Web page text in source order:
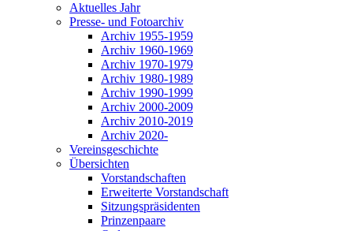
Aktuelles Jahr
Presse- und Fotoarchiv
Archiv 1955-1959
Archiv 1960-1969
Archiv 1970-1979
Archiv 1980-1989
Archiv 1990-1999
Archiv 2000-2009
Archiv 2010-2019
Archiv 2020-
Vereinsgeschichte
Übersichten
Vorstandschaften
Erweiterte Vorstandschaft
Sitzungspräsidenten
Prinzenpaare